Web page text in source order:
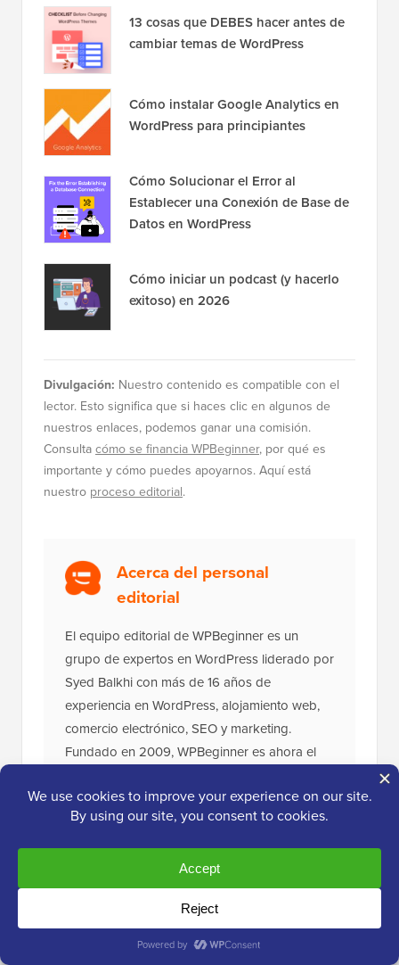
13 cosas que DEBES hacer antes de
cambiar temas de WordPress
Cómo instalar Google Analytics en
WordPress para principiantes
Cómo Solucionar el Error al
Establecer una Conexión de Base de
Datos en WordPress
Cómo iniciar un podcast (y hacerlo
exitoso) en 2026
Divulgación: Nuestro contenido es compatible con el
lector. Esto significa que si haces clic en algunos de
nuestros enlaces, podemos ganar una comisión.
Consultacómo se financia WPBeginner, por qué es
importante y cómo puedes apoyarnos. Aquí está
nuestro proceso editorial.
Acerca del personal
editorial
El equipo editorial de WPBeginner es un
grupo de expertos en WordPress liderado por
Syed Balkhi con más de 16 años de
experiencia en WordPress, alojamiento web,
comercio electrónico, SEO y marketing.
Fundado en 2009, WPBeginner es ahora el
grande de la industria y a menudo se le
conoce como la Wikipedia de WordPress.